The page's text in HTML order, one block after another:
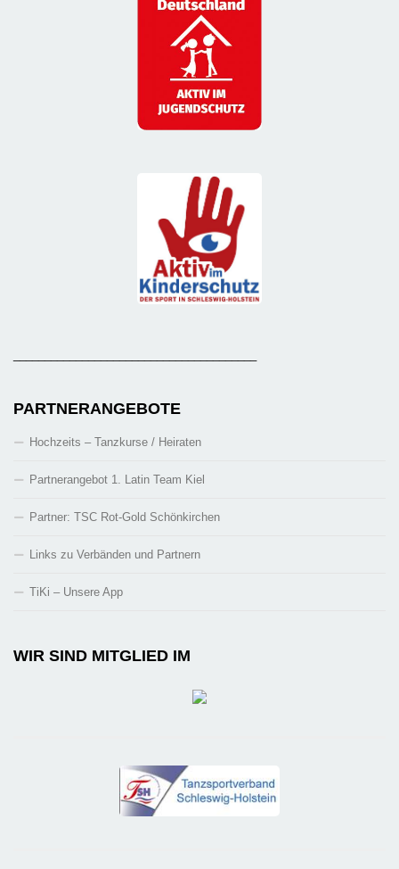
PARTNERANGEBOTE
Hochzeits – Tanzkurse / Heiraten
Partnerangebot 1. Latin Team Kiel
Partner: TSC Rot-Gold Schönkirchen
Links zu Verbänden und Partnern
TiKi – Unsere App
WIR SIND MITGLIED IM